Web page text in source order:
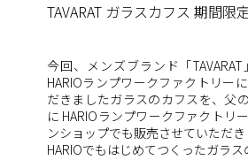
TAVARAT ガラスカフス 期間限
今回、メンズブランド「TAVARAT」
HARIOランプワークファクトリー
だきましたガラスのカフスを、父
に HARIOランプワークファクトリ
ンショップでも販売させていただき
HARIOでもはじめてつくったガラス